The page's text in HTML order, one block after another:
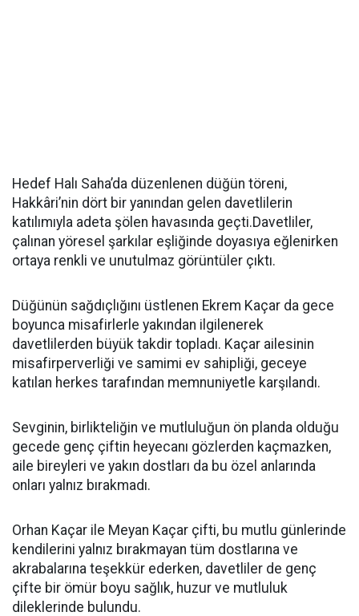
Hedef Halı Saha’da düzenlenen düğün töreni,
Hakkâri’nin dört bir yanından gelen davetlilerin
katılımıyla adeta şölen havasında geçti.Davetliler,
çalınan yöresel şarkılar eşliğinde doyasıya eğlenirken
ortaya renkli ve unutulmaz görüntüler çıktı.
Düğünün sağdıçlığını üstlenen Ekrem Kaçar da gece
boyunca misafirlerle yakından ilgilenerek
davetlilerden büyük takdir topladı. Kaçar ailesinin
misafirperverliği ve samimi ev sahipliği, geceye
katılan herkes tarafından memnuniyetle karşılandı.
Sevginin, birlikteliğin ve mutluluğun ön planda olduğu
gecede genç çiftin heyecanı gözlerden kaçmazken,
aile bireyleri ve yakın dostları da bu özel anlarında
onları yalnız bırakmadı.
Orhan Kaçar ile Meyan Kaçar çifti, bu mutlu günlerinde
kendilerini yalnız bırakmayan tüm dostlarına ve
akrabalarına teşekkür ederken, davetliler de genç
çifte bir ömür boyu sağlık, huzur ve mutluluk
dileklerinde bulundu.